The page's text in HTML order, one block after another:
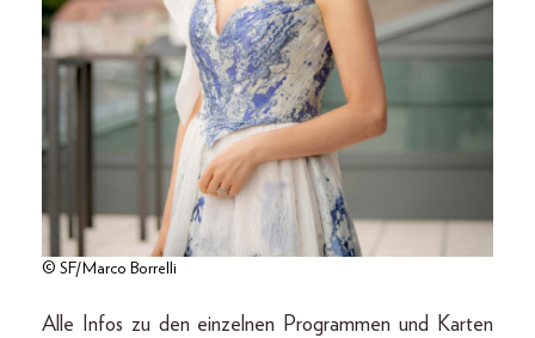
© SF/Marco Borrelli
Alle Infos zu den einzelnen Programmen und Karten